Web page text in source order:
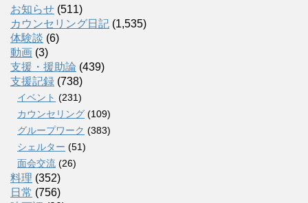
お知らせ (511)
カウンセリング日記 (1,535)
体験談 (6)
動画 (3)
支援・援助論 (439)
支援記録 (738)
イベント (231)
カウンセリング (109)
グループワーク (383)
シェルター (51)
面会交流 (26)
料理 (352)
日常 (756)